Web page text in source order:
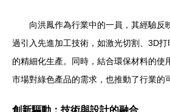
向洪鳳作為行業中的一員，其經驗反
過引入先進加工技術，如激光切割、3D
的精細化生產。同時，結合環保材料的使
市場對綠色產品的需求，也推動了行業的
創新驅動：技術與設計的融合